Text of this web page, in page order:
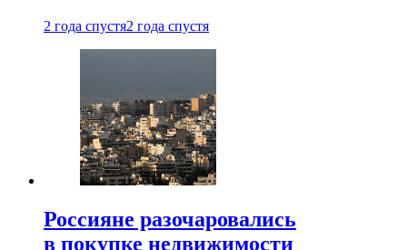
2 года спустя2 года спустя
Россияне разочаровались
в покупке недвижимости